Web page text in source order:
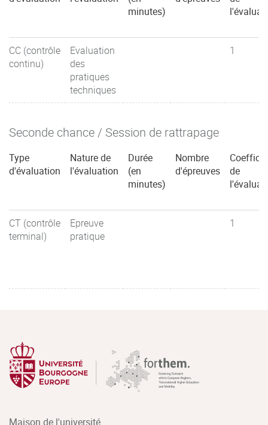
minutes)
CC (contrôle
continu)
Evaluation
des
pratiques
techniques
1
Seconde chance / Session de rattrapage
Type
d'évaluation
Nature de
l'évaluation
Durée
(en
minutes)
Nombre
d'épreuves
de
CT (contrôle
terminal)
Epreuve
pratique
1
Maison de l'université